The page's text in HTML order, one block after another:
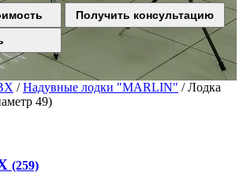
Получить консультацию
/Надувные лодки "MARLIN" /Лодка
49)
(259)